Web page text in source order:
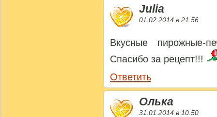
Julia
01.02.2014 в 21:56
Вкусные пирожные-
Спасибо за рецепт!!!
Ответить
Олька
31.01.2014 в 10:50